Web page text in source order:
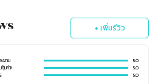
+ เพิ่มรีวิว
งาน
5.0
คุ้มค่า)
5.0
5.0